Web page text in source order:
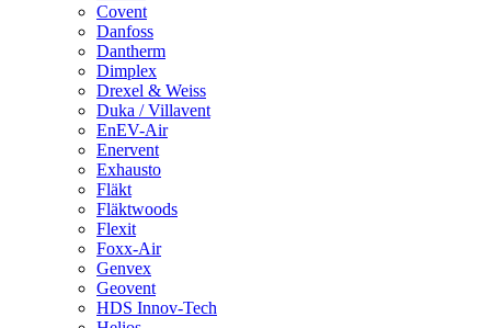
Covent
Danfoss
Dantherm
Dimplex
Drexel & Weiss
Duka / Villavent
EnEV-Air
Enervent
Exhausto
Fläkt
Fläktwoods
Flexit
Foxx-Air
Genvex
Geovent
HDS Innov-Tech